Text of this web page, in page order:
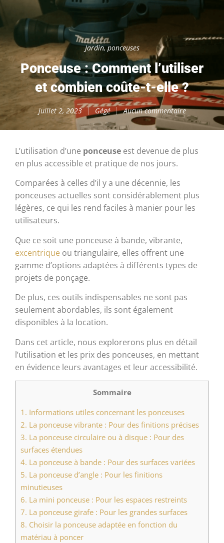
Jardin,ponceuses
Ponceuse : Comment l’utiliser
et combien coûte-t-elle ?
juillet 2, 2023 Gégé Aucun commentaire
L’utilisation d’une ponceuse est devenue de plus
en plus accessible et pratique de nos jours.
Comparées à celles d’il y a une décennie, les
ponceuses actuelles sont considérablement plus
légères, ce qui les rend faciles à manier pour les
utilisateurs.
Que ce soit une ponceuse à bande, vibrante,
excentrique ou triangulaire, elles offrent une
gamme d’options adaptées à différents types de
projets de ponçage.
De plus, ces outils indispensables ne sont pas
seulement abordables, ils sont également
disponibles à la location.
Dans cet article, nous explorerons plus en détail
l’utilisation et les prix des ponceuses, en mettant
en évidence leurs avantages et leur accessibilité.
Sommaire
1. Informations utiles concernant les ponceuses
2. La ponceuse vibrante : Pour des finitions précises
3. La ponceuse circulaire ou à disque : Pour des
surfaces étendues
4. La ponceuse à bande : Pour des surfaces variées
5. La ponceuse d’angle : Pour les finitions
minutieuses
6. La mini ponceuse : Pour les espaces restreints
7. La ponceuse girafe : Pour les grandes surfaces
8. Choisir la ponceuse adaptée en fonction du
matériau à poncer